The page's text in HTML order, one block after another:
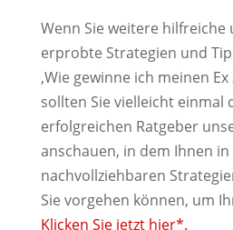
Wenn Sie weitere hilfreiche
erprobte Strategien und
‚Wie gewinne ich meinen Ex
sollten Sie vielleicht einmal
erfolgreichen Ratgeber
anschauen, in dem Ihnen
nachvollziehbaren
Sie vorgehen können, um
Klicken Sie jetzt hier*.